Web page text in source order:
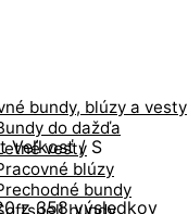
bundy, blúzy a vesty
do dažďa
vesty
blúzy
bundy
Veľkosť/S
z 358 výsledkov